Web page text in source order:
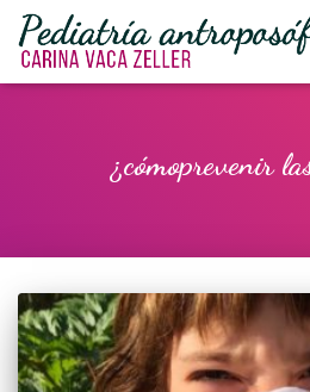
¿cómoprevenir